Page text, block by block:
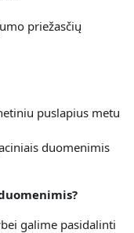
priežasčių
puslapius metu
duomenimis
galime pasidalinti